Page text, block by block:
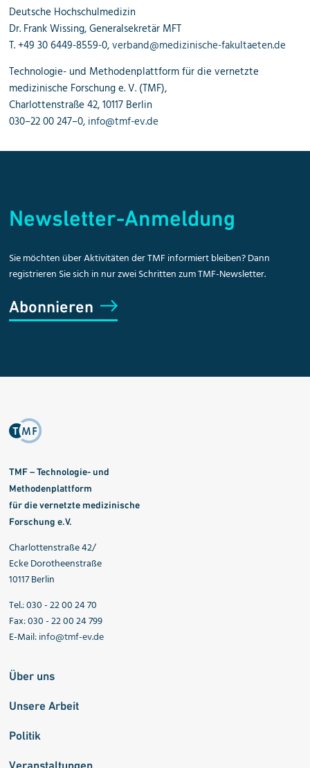
Deutsche Hochschulmedizin
Dr. Frank Wissing, Generalsekretär MFT
T. +49 30 6449-8559-0,verband@medizinische-fakultaeten.de
Technologie- und Methodenplattform für die vernetzte
medizinische Forschung e. V. (TMF),
Charlottenstraße 42, 10117 Berlin
030–22 00 247–0, info@tmf-ev.de
Newsletter-Anmeldung
Sie möchten über Aktivitäten der TMF informiert bleiben? Dann
registrieren Sie sich in nur zwei Schritten zum TMF-Newsletter.
Abonnieren
TMF – Technologie- und
Methodenplattform
für die vernetzte medizinische
Forschung e.V.
Charlottenstraße 42/
Ecke Dorotheenstraße
10117 Berlin
Tel.: 030 - 22 00 24 70
Fax: 030 - 22 00 24 799
E-Mail:info@tmf-ev.de
Über uns
Unsere Arbeit
Politik